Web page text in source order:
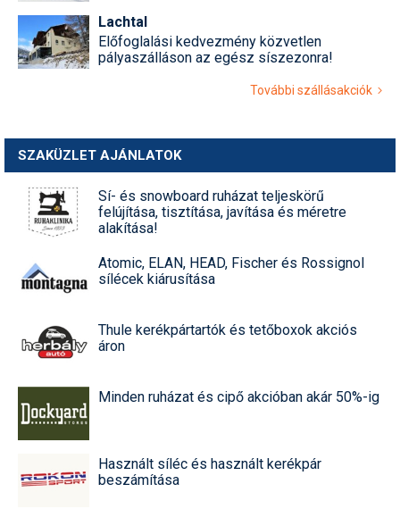
Lachtal
Előfoglalási kedvezmény közvetlen
pályaszálláson az egész síszezonra!
További szállásakciók
SZAKÜZLET AJÁNLATOK
Sí- és snowboard ruházat teljeskörű
felújítása, tisztítása, javítása és méretre
alakítása!
Atomic, ELAN, HEAD, Fischer és Rossignol
sílécek kiárusítása
Thule kerékpártartók és tetőboxok akciós
áron
Minden ruházat és cipő akcióban akár 50%-ig
Használt síléc és használt kerékpár
beszámítása